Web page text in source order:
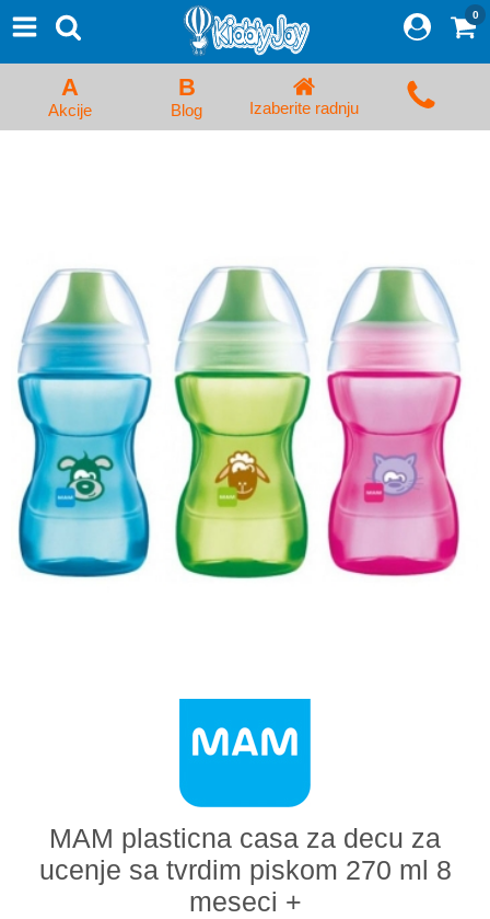
Proizvodi
Početna Prijava/Registracija
Kolica za bebe i dečija kolica
Kadice, noše i adapteri
Hranilice, flašice i cucle
Monitori, Ogradice i tricikli
Posteljine, vrećice i baldahini
Odeća i obuća
Igračke za bebe i decu
0
A
Akcije
B
Blog Izaberite radnju
MAM plasticna casa za decu za
ucenje sa tvrdim piskom 270 ml 8
meseci +